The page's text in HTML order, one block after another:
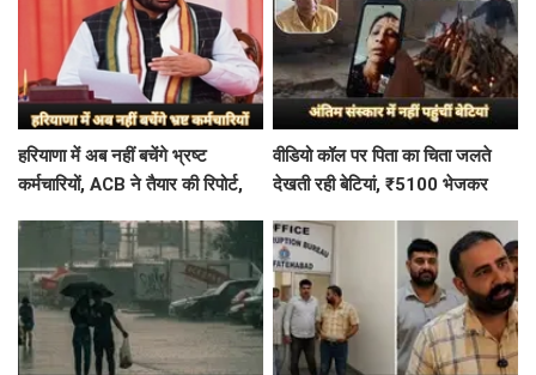
हरियाणा में अब नहीं बचेंगे भ्रष्ट
कर्मचारियों, ACB ने तैयार की रिपोर्ट,
वीडियो कॉल पर पिता का चिता जलते
देखती रही बेटियां, ₹5100 भेजकर